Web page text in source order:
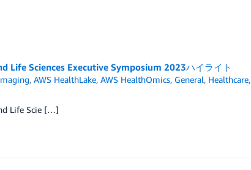
Life Sciences Executive Symposium 2023ハイライト
,AWS HealthLake,AWS HealthOmics, General, Healthcare,
Life Scie […]